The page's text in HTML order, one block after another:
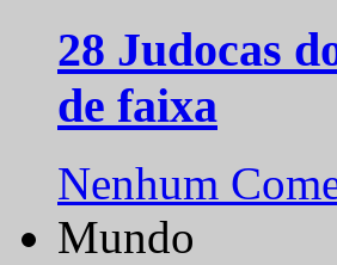
28 Judocas
de faixa
Nenhum
Mundo